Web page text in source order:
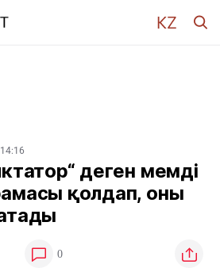
деген мемді
қолдап, оны
0